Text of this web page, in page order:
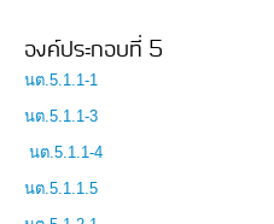
องค์ประกอบที่ 5
นต.5.1.1-1
นต.5.1.1-3
นต.5.1.1-4
นต.5.1.1.5